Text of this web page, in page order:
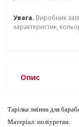
Увага. Виробник
характеристик,
Опис
Тарілка змінна для
Матеріал: поліуретан.